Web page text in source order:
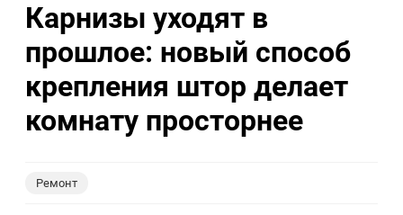
Карнизы уходят в
прошлое: новый способ
крепления штор делает
комнату просторнее
Ремонт